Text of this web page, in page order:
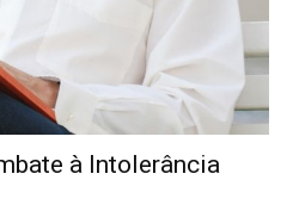
à Intolerância